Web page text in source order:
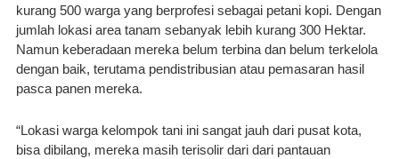
kurang 500 warga yang berprofesi sebagai petani kopi. Dengan
jumlah lokasi area tanam sebanyak lebih kurang 300 Hektar.
Namun keberadaan mereka belum terbina dan belum terkelola
dengan baik, terutama pendistribusian atau pemasaran hasil
pasca panen mereka.
“Lokasi warga kelompok tani ini sangat jauh dari pusat kota,
bisa dibilang, mereka masih terisolir dari dari pantauan